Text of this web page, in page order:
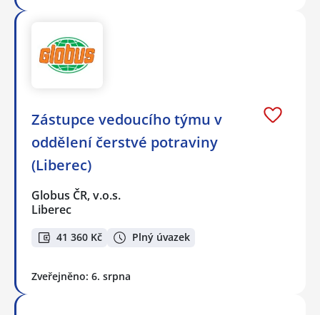
Zástupce vedoucího týmu v
oddělení čerstvé potraviny
(Liberec)
Globus ČR, v.o.s.
Liberec
41 360 Kč Plný úvazek
Zveřejněno: 6. srpna